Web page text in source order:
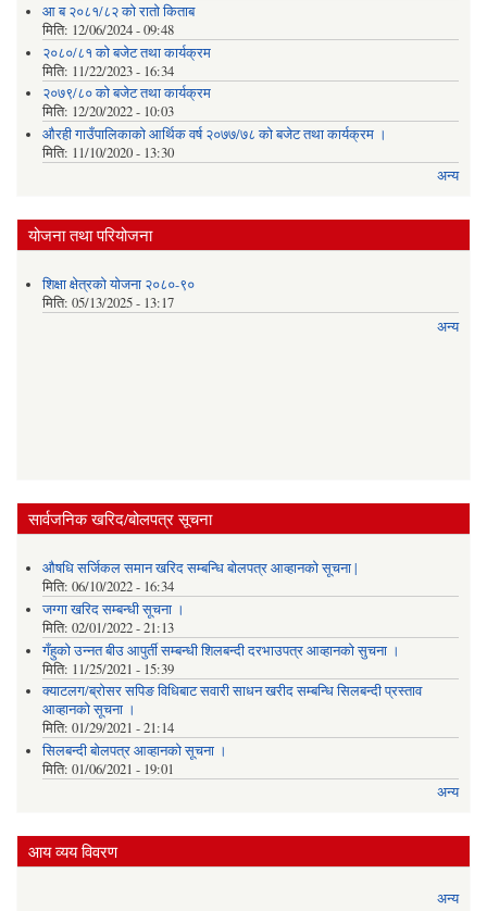
आ ब २०८१/८२ काे राताे किताब
मिति: 12/06/2024 - 09:48
२०८०/८१ को बजेट तथा कार्यक्रम
मिति: 11/22/2023 - 16:34
२०७९/८० को बजेट तथा कार्यक्रम
मिति: 12/20/2022 - 10:03
औरही गाउँपालिकाको आर्थिक वर्ष २०७७/७८ को बजेट तथा कार्यक्रम ।
मिति: 11/10/2020 - 13:30
अन्य
योजना तथा परियोजना
शिक्षा क्षेत्रको योजना २०८०-९०
मिति: 05/13/2025 - 13:17
अन्य
सार्वजनिक खरिद/बोलपत्र सूचना
औषधि सर्जिकल समान खरिद सम्बन्धि बोलपत्र आव्हानको सूचना |
मिति: 06/10/2022 - 16:34
जग्गा खरिद सम्बन्धी सूचना ।
मिति: 02/01/2022 - 21:13
गँहुकाे उन्नत बीउ आपुर्ती सम्बन्धी शिलबन्दी दरभाउपत्र आव्हानकाे सुचना ।
मिति: 11/25/2021 - 15:39
क्याटलग/ब्रोसर सपिङ विधिबाट सवारी साधन खरीद सम्बन्धि सिलबन्दी प्रस्ताव
आव्हानको सूचना ।
मिति: 01/29/2021 - 21:14
सिलबन्दी बोलपत्र आव्हानको सूचना ।
मिति: 01/06/2021 - 19:01
अन्य
आय व्यय विवरण
अन्य